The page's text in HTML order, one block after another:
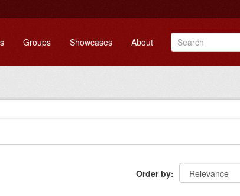
Groups Showcases About
Order by